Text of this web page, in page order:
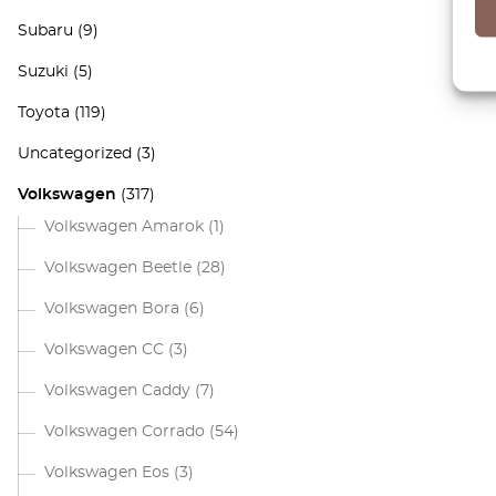
Subaru (9)
Suzuki (5)
Toyota (119)
Uncategorized (3)
Volkswagen (317)
Volkswagen Amarok (1)
Volkswagen Beetle (28)
Volkswagen Bora (6)
Volkswagen CC (3)
Volkswagen Caddy (7)
Volkswagen Corrado (54)
Volkswagen Eos (3)